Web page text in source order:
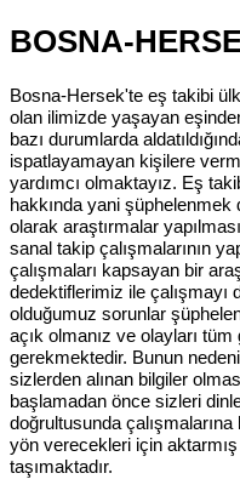
BOSNA-
Bosna-Hersek'te eş takibi
olan ilimizde yaşayan
bazı durumlarda
ispatlayamayan kişilere
yardımcı olmaktayız. Eş
hakkında yani şüphelenmek
olarak araştırmalar
sanal takip çalışmalarının
çalışmaları kapsayan bir
dedektiflerimiz ile çalışmayı
olduğumuz sorunlar
açık olmanız ve olayları
gerekmektedir. Bunun
sizlerden alınan bilgiler
başlamadan önce sizleri
doğrultusunda
yön verecekleri için
taşımaktadır.